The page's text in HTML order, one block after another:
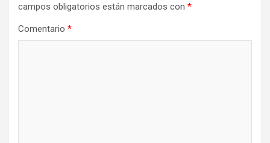
campos obligatorios están marcados con *
Comentario *